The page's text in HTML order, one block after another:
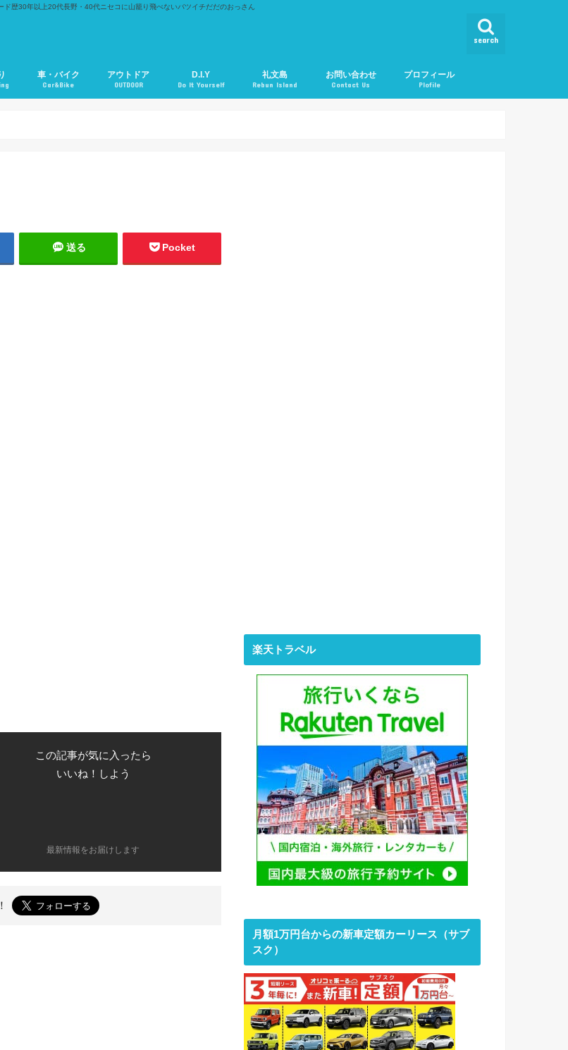
ド歴30年以上20代長野・40代ニセコに山籠り飛べないバツイチだだのおっさん
search
車・バイク
Car&Bike
アウトドア
OUTDOOR
D.I.Y
Do It Yourself
礼文島
Rebun Island
お問い合わせ
Contact Us
プロフィール
Plofile
送る Pocket
この記事が気に入ったら
いいね！しよう
最新情報をお届けします
楽天トラベル
月額1万円台からの新車定額カーリース（サブ
スク）